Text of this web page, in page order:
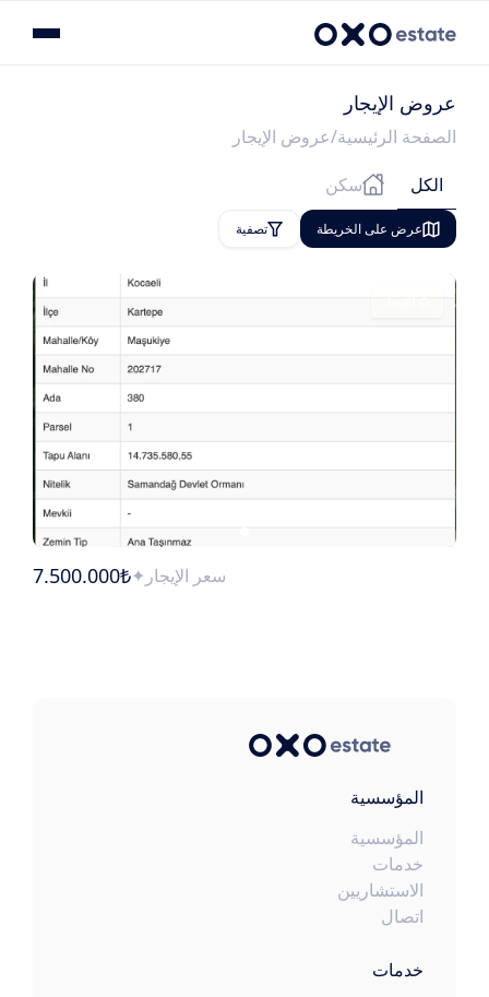
عروض الإيجار
الصفحة الرئيسية عروض الإيجار
الكل
سكن
عرض على الخريطة تصفية
7.500.000₺ سعر الإيجار
المؤسسية
المؤسسية
خدمات
الاستشاريين
اتصال
خدمات